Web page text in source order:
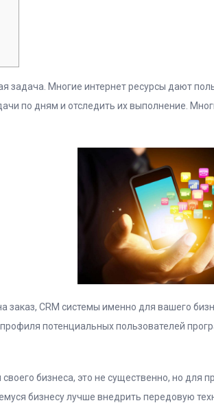
задача. Многие интернет ресурсы дают
по дням и отследить их выполнение.
заказ, CRM системы именно для вашего
потенциальных пользователей
бизнеса, это не существенно, но
бизнесу лучше внедрить передовую